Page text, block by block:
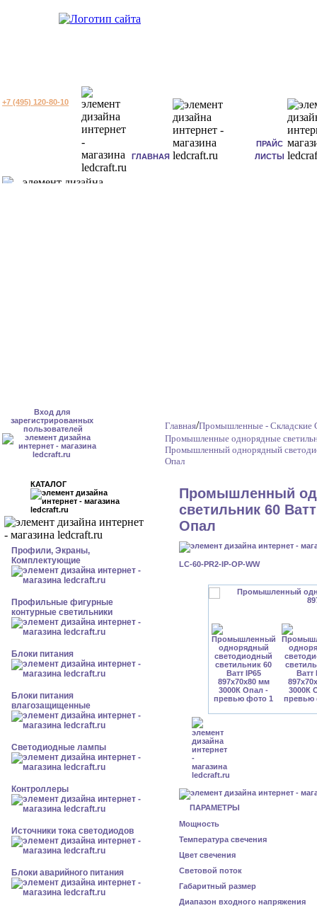
+7 (495) 120-80-10
ГЛАВНАЯ
ПРАЙС
ЛИСТЫ
Вход для
зарегистрированных
пользователей
КАТАЛОГ
Профили, Экраны,
Комплектующие
Профильные фигурные
контурные светильники
Блоки питания
Блоки питания
влагозащищенные
Светодиодные лампы
Контроллеры
Источники тока светодиодов
Блоки аварийного питания
Главная/Промышленные - Складские
Промышленные однорядные
Промышленный однорядный
Опал
Промышленный
светильник 60
Опал
LC-60-PR2-IP-OP-WW
ПАРАМЕТРЫ
Мощность
Температура свечения
Цвет свечения
Световой поток
Габаритный размер
Диапазон входного напряжения